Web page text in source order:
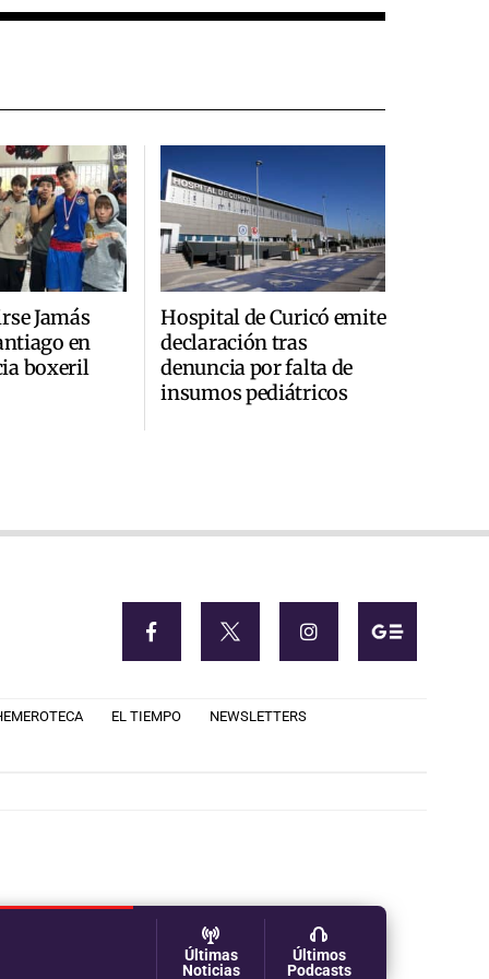
Jamás
en
boxeril
Hospital de Curicó emite
declaración tras
denuncia por falta de
insumos pediátricos
Últimas
Noticias
Últimos
Podcasts
EL TIEMPO NEWSLETTERS